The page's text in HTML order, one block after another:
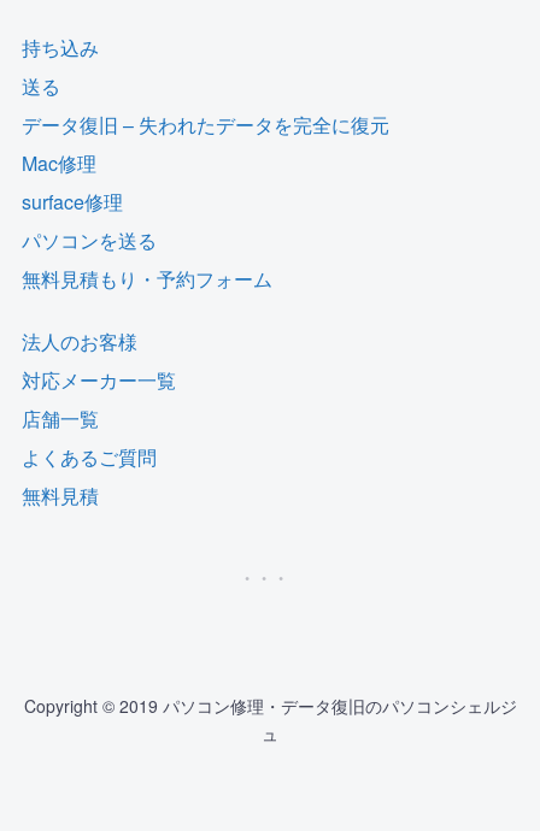
持ち込み
送る
データ復旧 – 失われたデータを完全に復元
Mac修理
surface修理
パソコンを送る
無料見積もり・予約フォーム
法人のお客様
対応メーカー一覧
店舗一覧
よくあるご質問
無料見積
Copyright © 2019 パソコン修理・データ復旧のパソコンシェルジ
ュ